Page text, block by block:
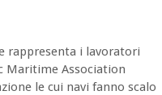
rappresenta i lavoratori
Maritime Association
le cui navi fanno scalo